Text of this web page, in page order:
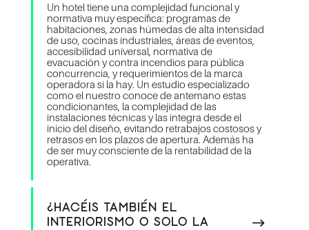
Un hotel tiene una complejidad funcional y
normativa muy específica: programas de
habitaciones, zonas húmedas de alta intensidad
de uso, cocinas industriales, áreas de eventos,
accesibilidad universal, normativa de
evacuación y contra incendios para pública
concurrencia, y requerimientos de la marca
operadora si la hay. Un estudio especializado
como el nuestro conoce de antemano estas
condicionantes, la complejidad de las
instalaciones técnicas y las integra desde el
inicio del diseño, evitando retrabajos costosos y
retrasos en los plazos de apertura. Además ha
de ser muy consciente de la rentabilidad de la
operativa.
¿HACÉIS TAMBIÉN EL
INTERIORISMO O SOLO LA